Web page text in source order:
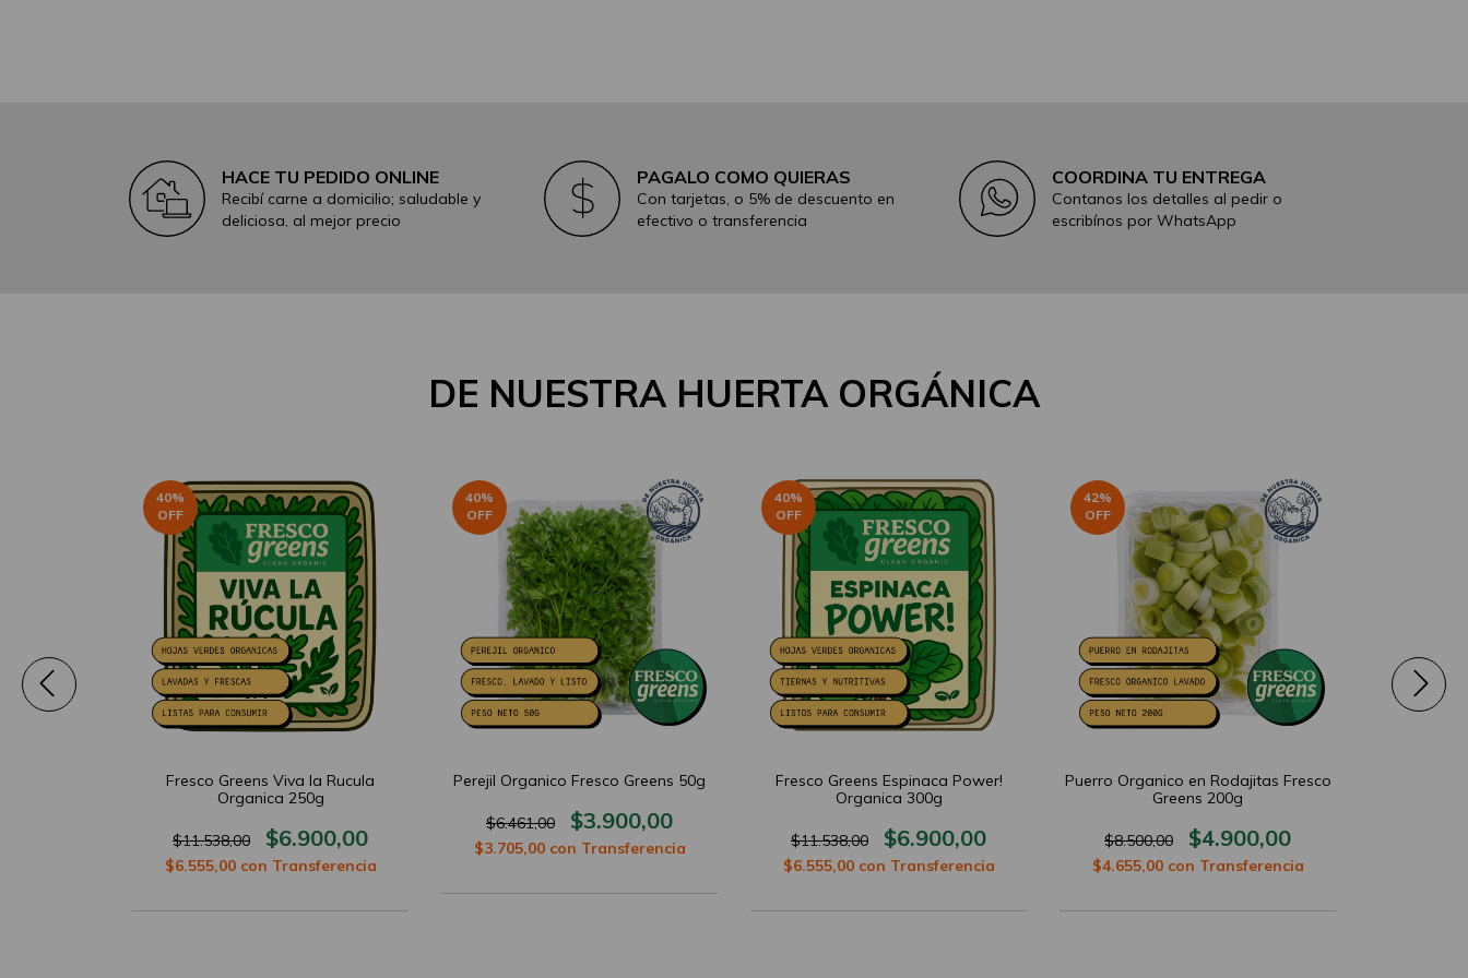
HACE TU PEDIDO ONLINE
Recibí carne a domicilio; saludable y
deliciosa, al mejor precio
PAGALO COMO QUIERAS
Con tarjetas, o 5% de descuento en
efectivo o transferencia
COORDINA TU ENTREGA
Contanos los detalles al pedir o
escribínos por WhatsApp
DE NUESTRA HUERTA ORGÁNICA
40%
OFF
Fresco Greens Viva la Rucula
Organica 250g
$11.538,00 $6.900,00
$6.555,00 con Transferencia
40%
OFF
Perejil Organico Fresco Greens 50g
$6.461,00 $3.900,00
$3.705,00 con Transferencia
40%
OFF
Fresco Greens Espinaca Power!
Organica 300g
$11.538,00 $6.900,00
$6.555,00 con Transferencia
42%
OFF
Puerro Organico en Rodajitas Fresco
Greens 200g
$8.500,00 $4.900,00
$4.655,00 con Transferencia